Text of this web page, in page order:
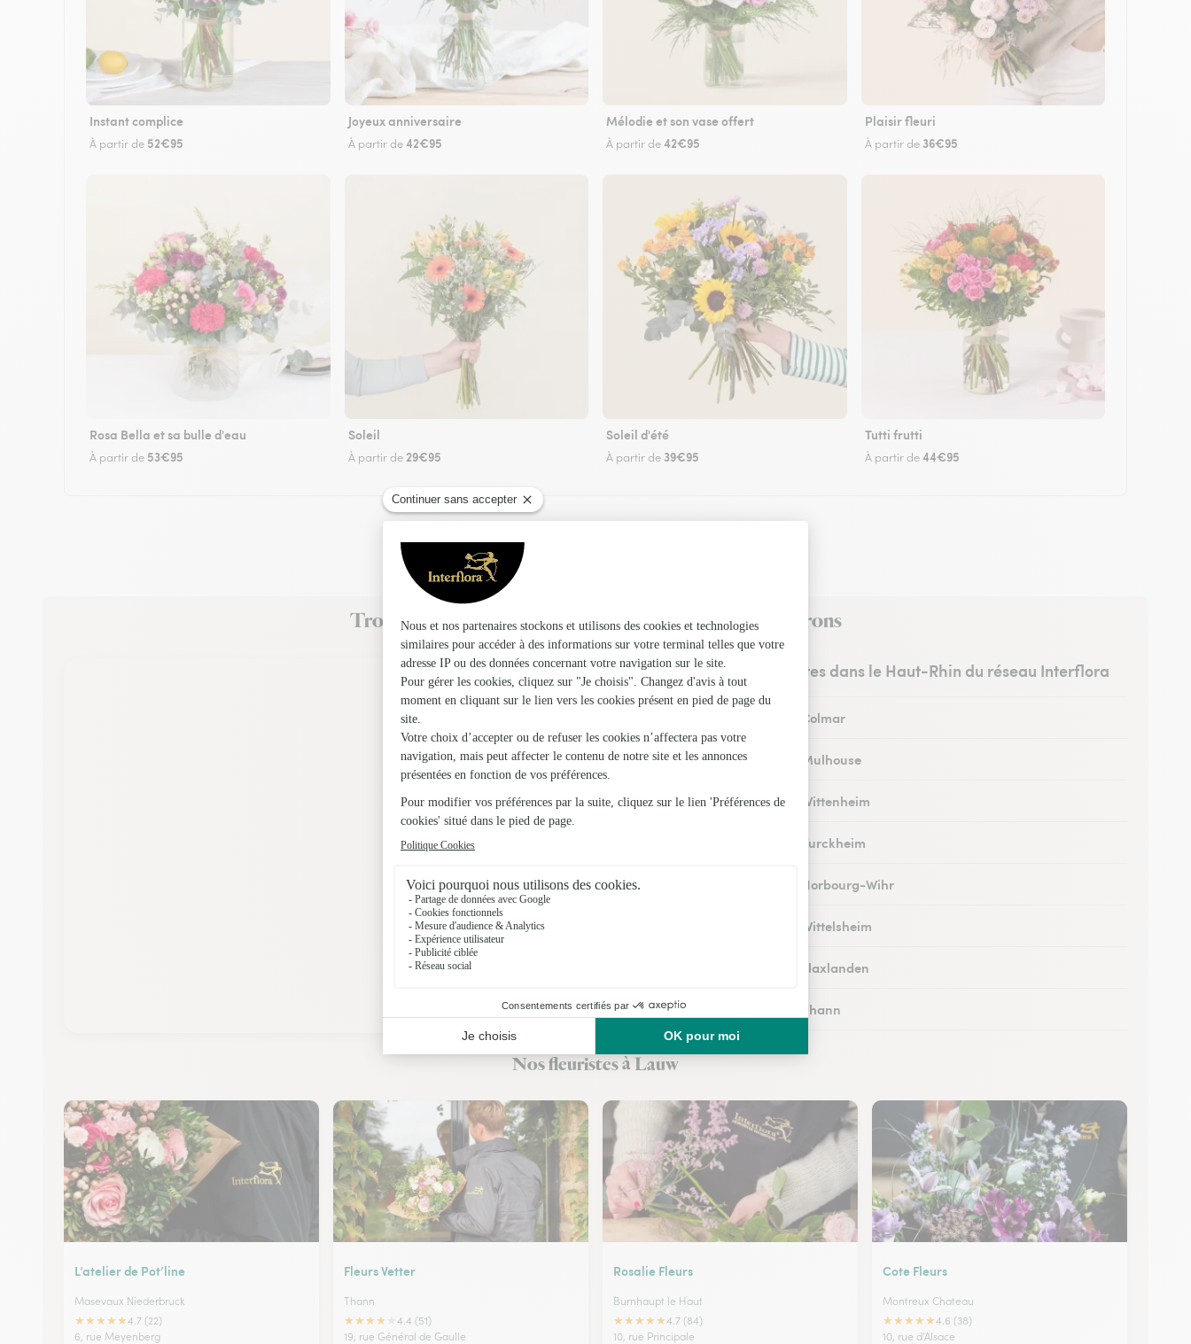
Instant complice
À partir de 52€95
Joyeux anniversaire
À partir de42€95
Mélodie et son vase offert
À partir de42€95
Plaisir fleuri
À partir de 36€95
Rosa Bella et sa bulle d'eau
À partir de 53€95
Soleil
À partir de 29€95
Soleil d'été
À partir de 39€95
Tutti frutti
À partir de44€95
Trouvez un fleuriste Interflora à Lauw et dans ses environs
Les fleuristes dans le Haut-Rhin du réseau Interflora
Fleuristes à Colmar
Fleuristes à Mulhouse
Fleuristes à Wittenheim
Fleuristes à Turckheim
Fleuristes à Horbourg-Wihr
Fleuristes à Wittelsheim
Fleuristes à Flaxlanden
Fleuristes à Thann
Fleuristes à Rouffach
Nos fleuristes à Lauw
L’atelier de Pot’line
Masevaux Niederbruck
★★★★★4.7 (22)
6, rue Meyenberg
Fleurs Vetter
Thann
★★★★
4.4 (51)
19, rue Général de Gaulle
Rosalie Fleurs
Burnhaupt le Haut
★★★★★4.7 (84)
10, rue Principale
Cote Fleurs
Montreux Chateau
★★★★★4.6 (38)
10, rue d'Alsace